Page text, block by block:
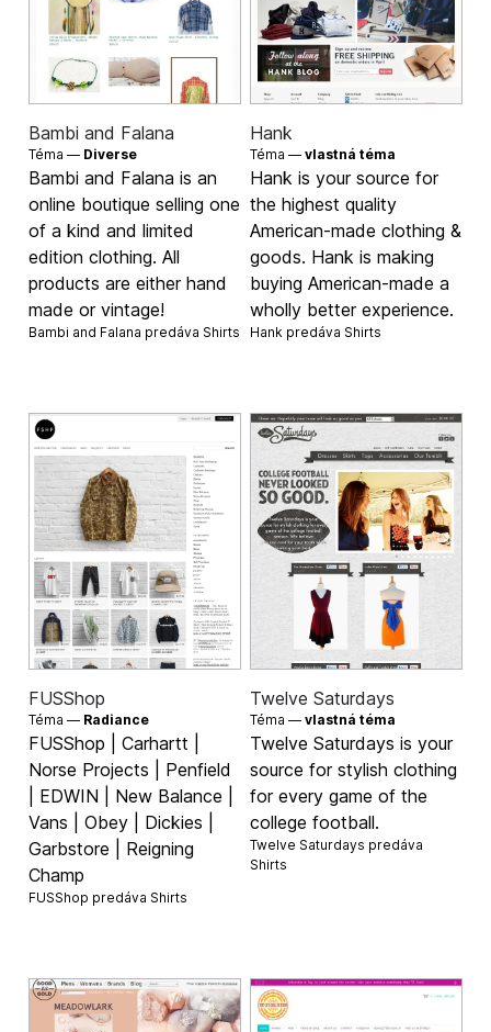
Bambi and Falana
Téma — Diverse
Bambi and Falana is an
online boutique selling one
of a kind and limited
edition clothing. All
products are either hand
made or vintage!
Bambi and Falana predáva Shirts
Hank
Téma — vlastná téma
Hank is your source for
the highest quality
American-made clothing &
goods. Hank is making
buying American-made a
wholly better experience.
Hank predáva Shirts
FUSShop
Téma — Radiance
FUSShop | Carhartt |
Norse Projects | Penfield
| EDWIN | New Balance |
Vans | Obey | Dickies |
Garbstore | Reigning
Champ
FUSShop predáva Shirts
Twelve Saturdays
Téma — vlastná téma
Twelve Saturdays is your
source for stylish clothing
for every game of the
college football.
Twelve Saturdays predáva
Shirts